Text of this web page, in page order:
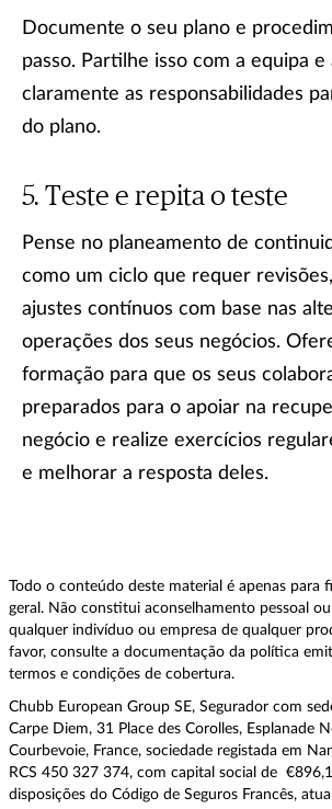
Documente o seu plano e
passo. Partilhe isso com a equipa e
claramente as responsabilidades
do plano.
Teste e repita o teste
Pense no planeamento de
como um ciclo que requer
ajustes contínuos com base nas
operações dos seus negócios.
formação para que os seus
preparados para o apoiar na
negócio e realize exercícios
e melhorar a resposta deles.
Todo o conteúdo deste material é apenas para
geral. Não constitui aconselhamento pessoal
qualquer indivíduo ou empresa de qualquer
favor, consulte a documentação da política
termos e condições de cobertura.
Chubb European Group SE, Segurador com
Carpe Diem, 31 Place des Corolles, Esplanade
Courbevoie, France, sociedade registada em
RCS 450 327 374, com capital social de
disposições do Código de Seguros Francês,